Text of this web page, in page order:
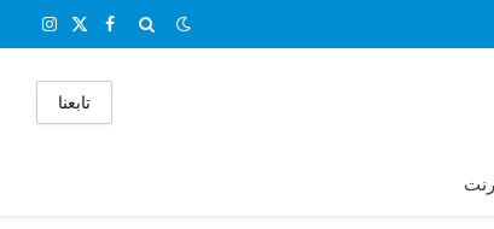
فيسبوك
X
تابعنا